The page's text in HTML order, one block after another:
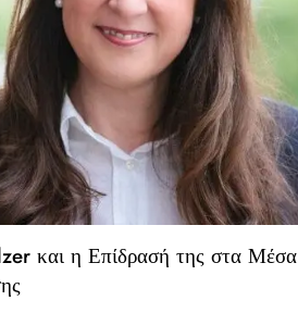
και η Επίδρασή της στα Μέσα